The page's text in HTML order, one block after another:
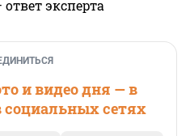
эксперта
и видео дня — в
сетях